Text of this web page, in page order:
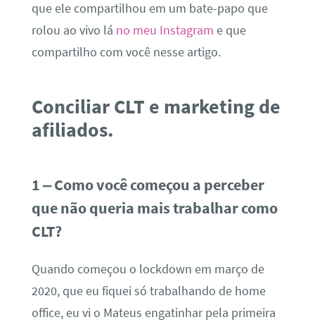
que ele compartilhou em um bate-papo que
rolou ao vivo lá no meu Instagram e que
compartilho com você nesse artigo.
Conciliar CLT e marketing de
afiliados.
1 – Como você começou a perceber
que não queria mais trabalhar como
CLT?
Quando começou o lockdown em março de
2020, que eu fiquei só trabalhando de home
office, eu vi o Mateus engatinhar pela primeira